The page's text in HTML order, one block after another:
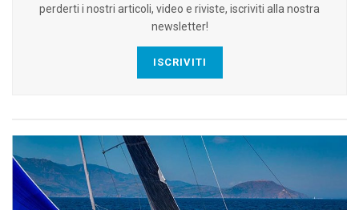
perderti i nostri articoli, video e riviste, iscriviti alla nostra
newsletter!
ISCRIVITI